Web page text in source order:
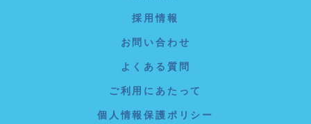
採用情報
お問い合わせ
よくある質問
ご利用にあたって
個人情報保護ポリシー